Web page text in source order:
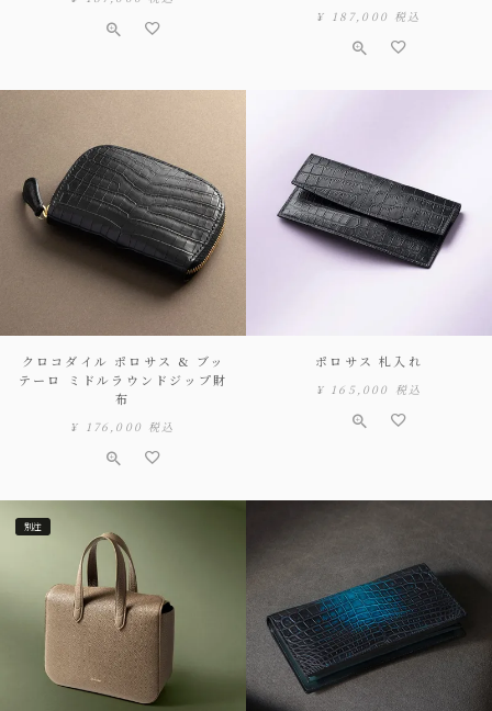
¥ 187,000 税込
クロコダイル ポロサス & ブッ
テーロ ミドルラウンドジップ財
布
¥ 176,000 税込
ポロサス 札入れ
¥ 165,000 税込
別注